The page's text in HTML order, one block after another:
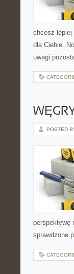
chcesz lepiej
dla Ciebie.
uwagi
POSTED
perspektywę
sprawdzone